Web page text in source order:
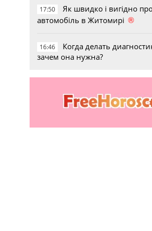
17:50
Як швидко і вигідно
автомобіль в Житомирі ®
16:46
Когда делать
зачем она нужна?